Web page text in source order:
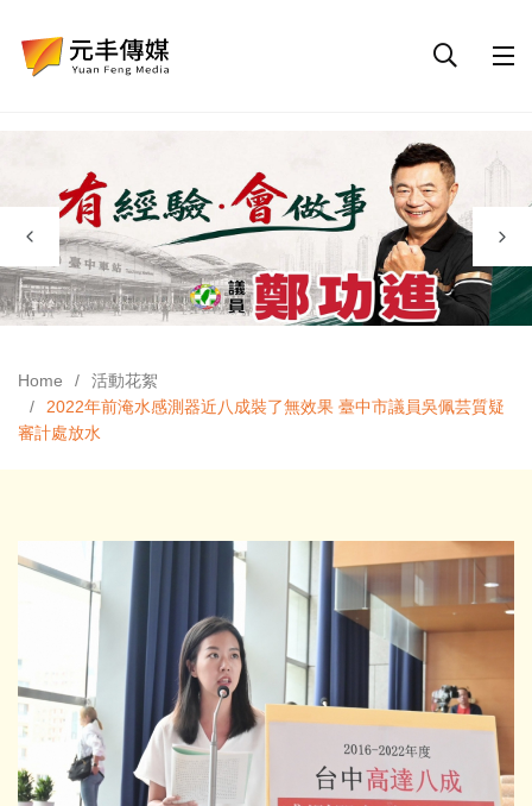
Home
活動花絮
2022年前淹水感測器近八成裝了無效果 臺中市議員吳佩芸質疑
審計處放水